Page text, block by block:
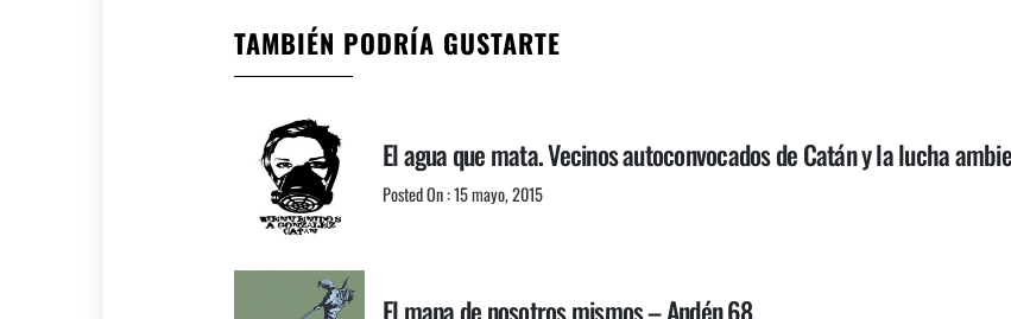
TAMBIÉN PODRÍA GUSTARTE
El agua que mata. Vecinos autoconvocados de Catán y la lucha
Posted On : 15 mayo, 2015
El mapa de nosotros mismos – Andén 68